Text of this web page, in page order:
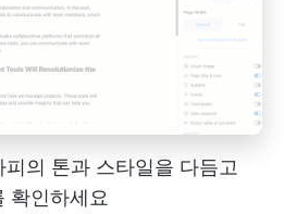
의 톤과 스타일을 다듬고
확인하세요